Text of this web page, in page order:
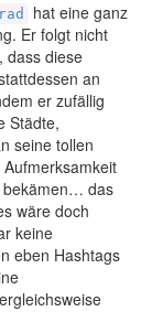
hat eine ganz
Er folgt nicht
dass diese
an
er zufällig
Städte,
seine tollen
bekämen… das
wäre doch
keine
eben Hashtags